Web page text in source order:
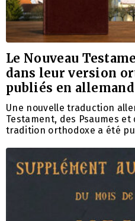
Le Nouveau
dans leur version
publiés en allemand
Une nouvelle traduction
Testament, des Psaumes
tradition orthodoxe a été